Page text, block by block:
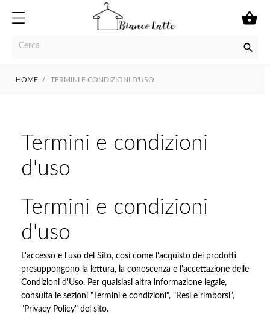


HOME TERMINI E CONDIZIONI D'USO
Termini e condizioni
d'uso
Termini e condizioni
d'uso
L'accesso e l'uso del Sito, così come l'acquisto dei prodotti
presuppongono la lettura, la conoscenza e l'accettazione delle
Condizioni d'Uso. Per qualsiasi altra informazione legale,
consulta le sezioni "Termini e condizioni", "Resi e rimborsi",
"Privacy Policy" del sito.